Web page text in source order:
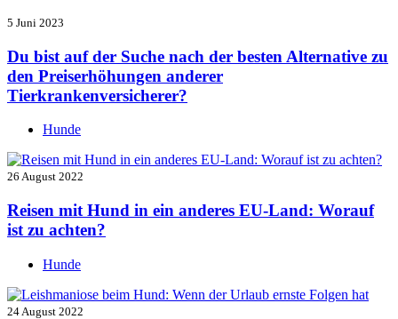
5 Juni 2023
Du bist auf der Suche nach der besten Alternative zu
den Preiserhöhungen anderer
Tierkrankenversicherer?
Hunde
26 August 2022
Reisen mit Hund in ein anderes EU-Land: Worauf
ist zu achten?
Hunde
24 August 2022